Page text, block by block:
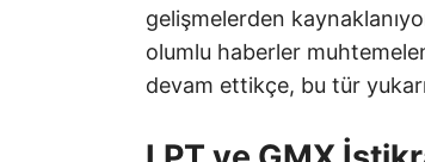
gelişmelerden
olumlu haberler
devam ettikçe, bu tür